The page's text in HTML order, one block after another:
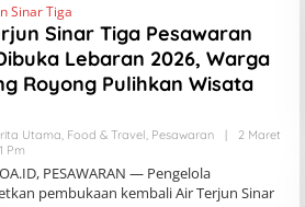
Sinar Tiga
Sinar Tiga Pesawaran
Lebaran 2026, Warga
Royong Pulihkan Wisata
Utama, Food & Travel, Pesawaran
2 Maret
Pm
L
E
H
PESAWARAN — Pengelola
pembukaan kembali Air Terjun Sinar